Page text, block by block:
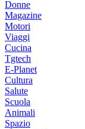
Donne
Magazine
Motori
Viaggi
Cucina
Tgtech
E-Planet
Cultura
Salute
Scuola
Animali
Spazio